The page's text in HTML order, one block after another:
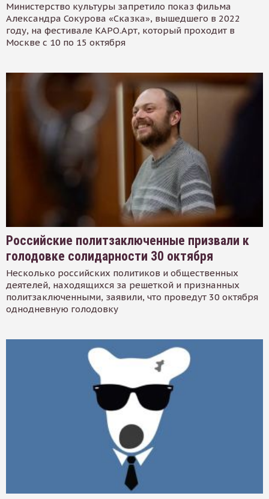
Министерство культуры запретило показ фильма
Александра Сокурова «Сказка», вышедшего в 2022
году, на фестивале КАРО.Арт, который проходит в
Москве с 10 по 15 октября
Российские политзаключенные призвали к
голодовке солидарности 30 октября
Несколько российских политиков и общественных
деятелей, находящихся за решеткой и признанных
политзаключенными, заявили, что проведут 30 октября
однодневную голодовку